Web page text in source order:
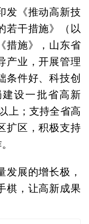
发《推动高新技
若干措施》（以
措施》，山东省
产业，开展管理
条件好、科技创
设一批省高新
上；支持全省高
扩区，积极支持
发展的增长极，
棋，让高新成果